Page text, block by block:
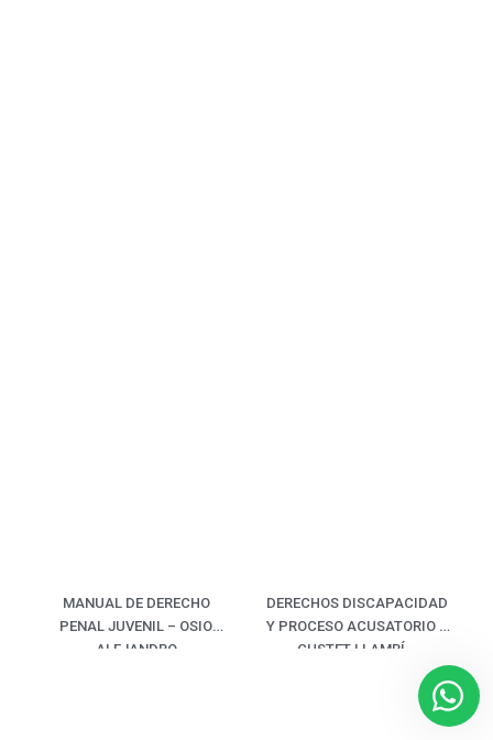
MANUAL DE DERECHO
PENAL JUVENIL – OSIO
ALEJANDRO
DERECHOS DISCAPACIDAD
Y PROCESO ACUSATORIO –
CUSTET LLAMBÍ –
SCHEINBAUM LERNER